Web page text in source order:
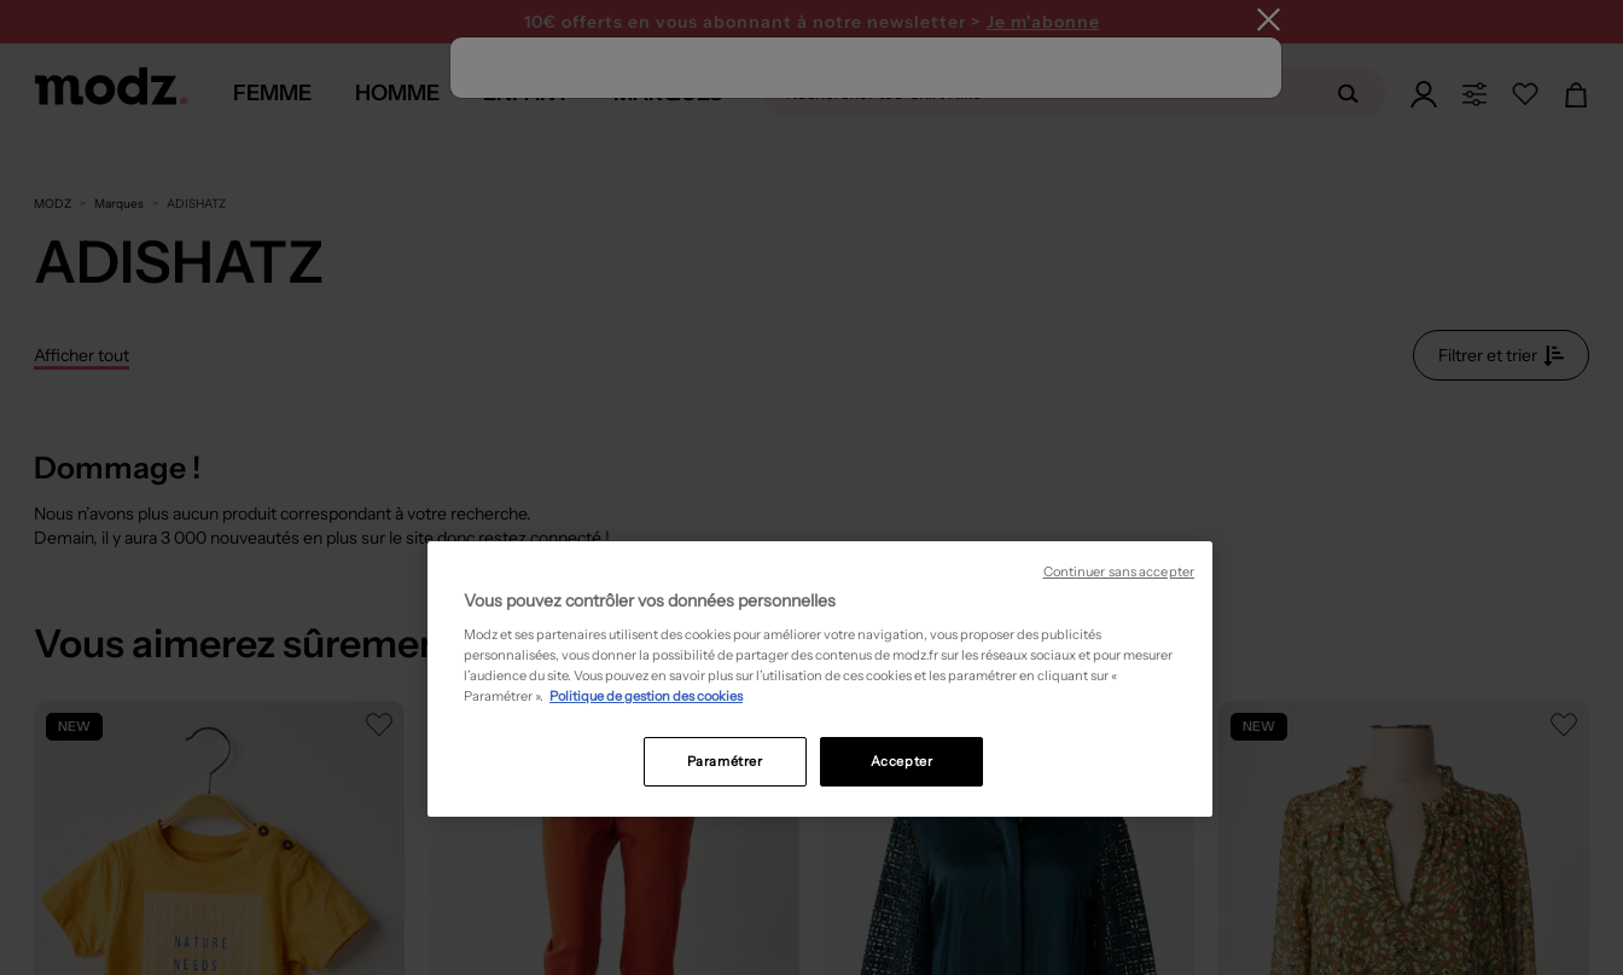
10€ offerts en vous abonnant à notre newsletter > Je m'abonne
FEMME HOMME ENFANT MARQUES
MODZ Marques ADISHATZ
ADISHATZ
Afficher tout Filtrer et trier
Dommage !
Nous n’avons plus aucun produit correspondant à votre recherche.
Demain, il y aura 3 000 nouveautés en plus sur le site donc restez connecté !
Vous aimerez sûrement
NEW NEW
Vous pouvez contrôler vos données personnelles
Modz et ses partenaires utilisent des cookies pour améliorer votre navigation, vous proposer des publicités
personnalisées, vous donner la possibilité de partager des contenus de modz.fr sur les réseaux sociaux et pour mesurer
l’audience du site. Vous pouvez en savoir plus sur l’utilisation de ces cookies et les paramétrer en cliquant sur «
Paramétrer ». Politique de gestion des cookies
Accepter
Paramétrer
Continuer sans accepter